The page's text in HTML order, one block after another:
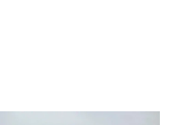
Programa
nuestro Programa
nuestro Programa